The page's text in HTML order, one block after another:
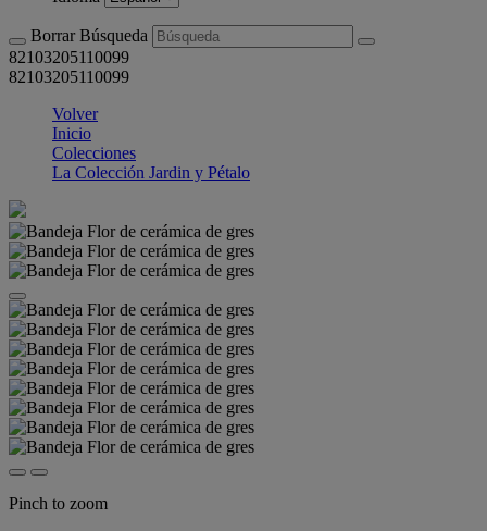
Borrar Búsqueda
82103205110099
82103205110099
Volver
Inicio
Colecciones
La Colección Jardin y Pétalo
Pinch to zoom